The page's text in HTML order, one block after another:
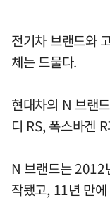
전기차 브랜드와
체는 드물다.
현대차의 N 브랜
디 RS, 폭스바겐
N 브랜드는 2012
작됐고, 11년 만